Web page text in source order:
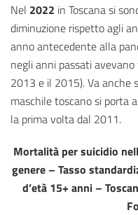
Nel 2022 in Toscana si
diminuzione rispetto agli
anno antecedente alla
negli anni passati
2013 e il 2015). Va anche
maschile toscano si porta
la prima volta dal 2011.
Mortalità per suicidio
genere – Tasso
d’età 15+ anni –